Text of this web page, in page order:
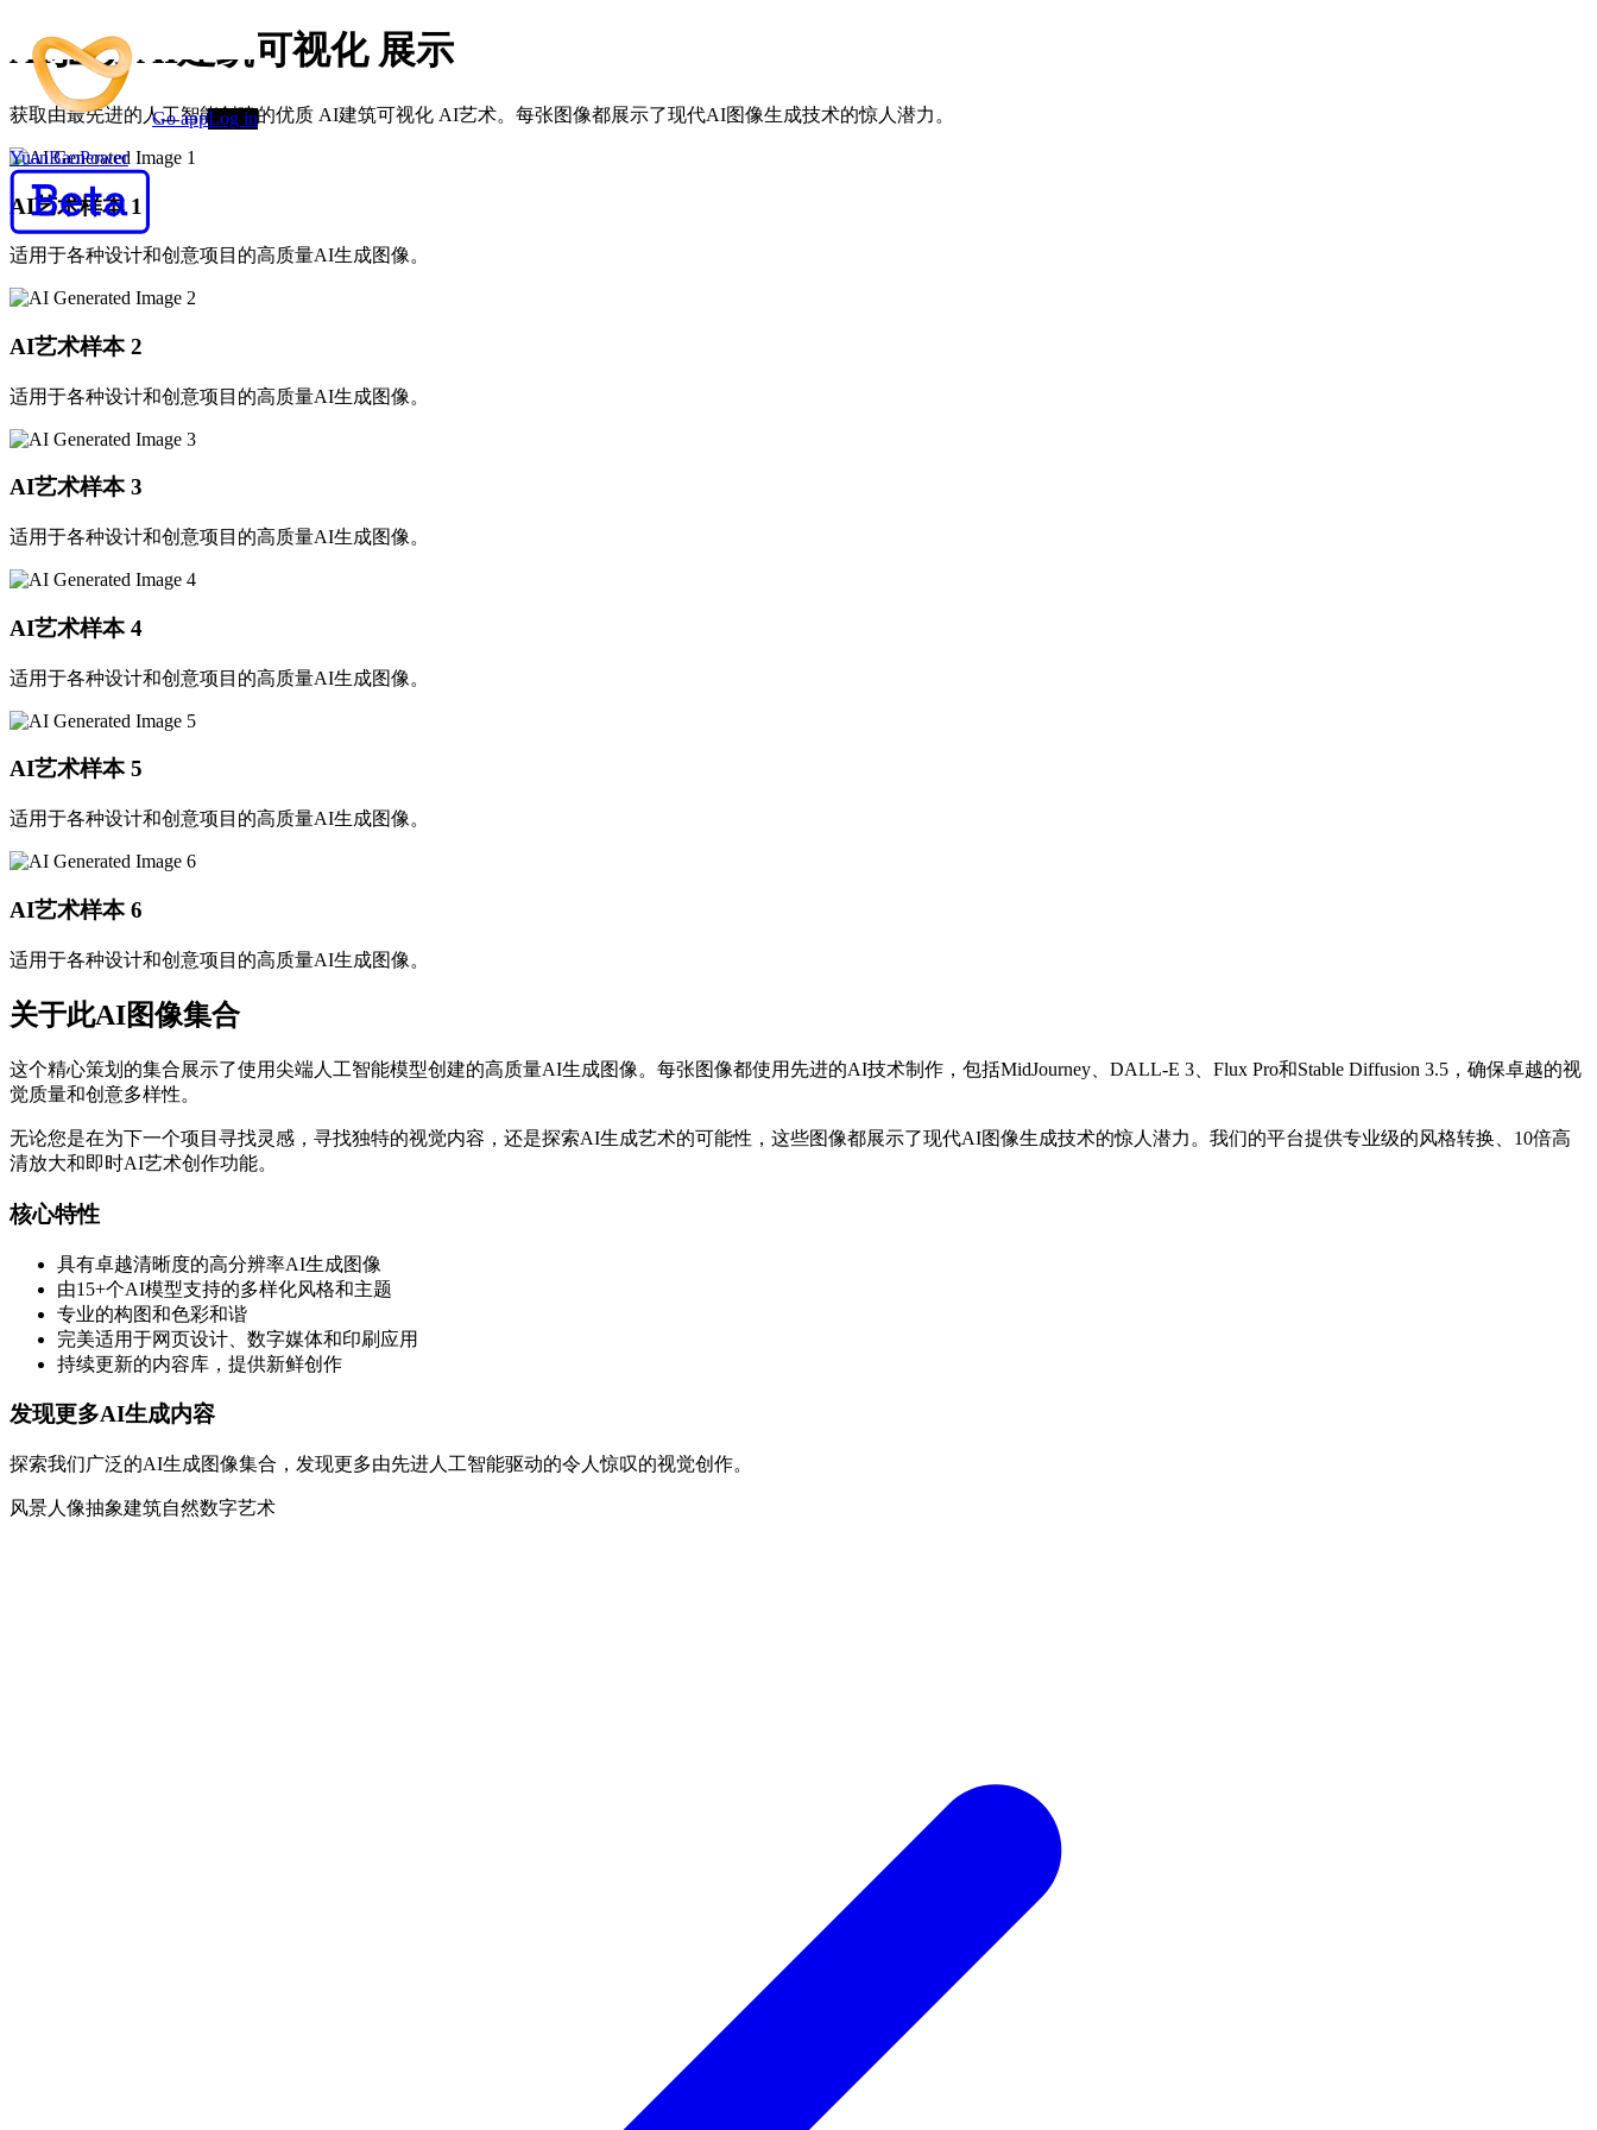
YuanBaoPower
Go appLog in
AI驱动 AI建筑可视化 展示
获取由最先进的人工智能创建的优质 AI建筑可视化 AI艺术。每张图像都展示了现代AI图像生成技术的惊人潜力。
AI艺术样本 1
适用于各种设计和创意项目的高质量AI生成图像。
AI艺术样本 2
适用于各种设计和创意项目的高质量AI生成图像。
AI艺术样本 3
适用于各种设计和创意项目的高质量AI生成图像。
AI艺术样本 4
适用于各种设计和创意项目的高质量AI生成图像。
AI艺术样本 5
适用于各种设计和创意项目的高质量AI生成图像。
AI艺术样本 6
适用于各种设计和创意项目的高质量AI生成图像。
关于此AI图像集合
这个精心策划的集合展示了使用尖端人工智能模型创建的高质量AI生成图像。每张图像都使用先进的AI技术制作，包括MidJourney、DALL-E 3、Flux Pro和Stable Diffusion 3.5，确保卓越的视
觉质量和创意多样性。
无论您是在为下一个项目寻找灵感，寻找独特的视觉内容，还是探索AI生成艺术的可能性，这些图像都展示了现代AI图像生成技术的惊人潜力。我们的平台提供专业级的风格转换、10倍高
清放大和即时AI艺术创作功能。
核心特性
具有卓越清晰度的高分辨率AI生成图像
由15+个AI模型支持的多样化风格和主题
专业的构图和色彩和谐
完美适用于网页设计、数字媒体和印刷应用
持续更新的内容库，提供新鲜创作
发现更多AI生成内容
探索我们广泛的AI生成图像集合，发现更多由先进人工智能驱动的令人惊叹的视觉创作。
风景人像抽象建筑自然数字艺术